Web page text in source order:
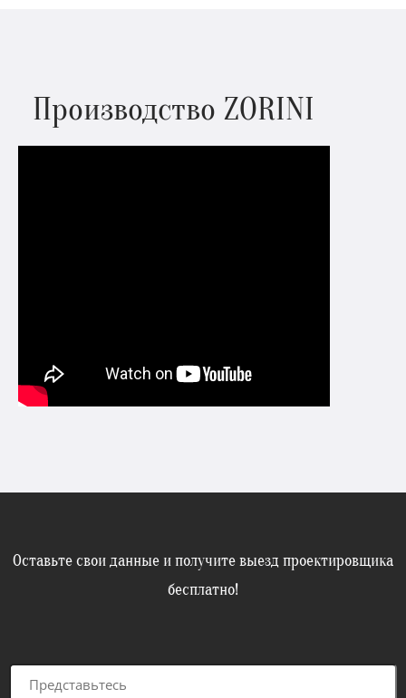
Производство ZORINI
Оставьте свои данные и получите выезд проектировщика
бесплатно!